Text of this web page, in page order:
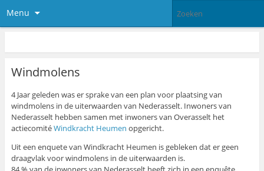
Menu
Windmolens
4 Jaar geleden was er sprake van een plan voor plaatsing van
windmolens in de uiterwaarden van Nederasselt. Inwoners van
Nederasselt hebben samen met inwoners van Overasselt het
actiecomitéWindkracht Heumen opgericht.
Uit een enquete van Windkracht Heumen is gebleken dat er geen
draagvlak voor windmolens in de uiterwaarden is.